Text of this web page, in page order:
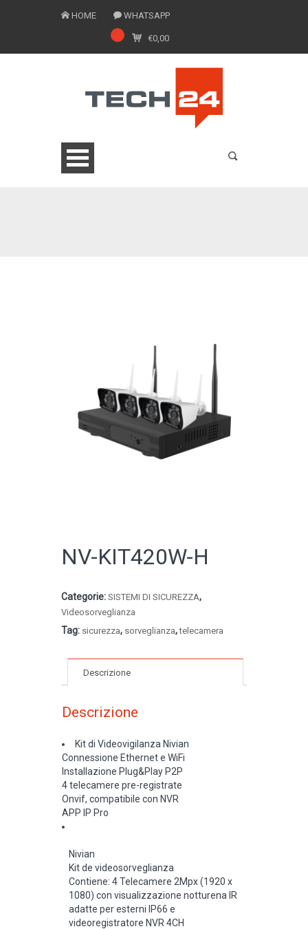
HOME WHATSAPP
€0,00
CATALOGO ONLINE
NV-KIT420W-H
Categorie: SISTEMI DI SICUREZZA,
Videosorveglianza
Tag: sicurezza, sorveglianza,telecamera
Descrizione
Descrizione
Kit di Videovigilanza Nivian
Connessione Ethernet e WiFi
Installazione Plug&Play P2P
4 telecamere pre-registrate
Onvif, compatibile con NVR
APP IP Pro
Nivian
Kit de videosorveglianza
Contiene: 4 Telecamere 2Mpx (1920 x
1080) con visualizzazione notturena IR
adatte per esterni IP66 e
videoregistratore NVR 4CH